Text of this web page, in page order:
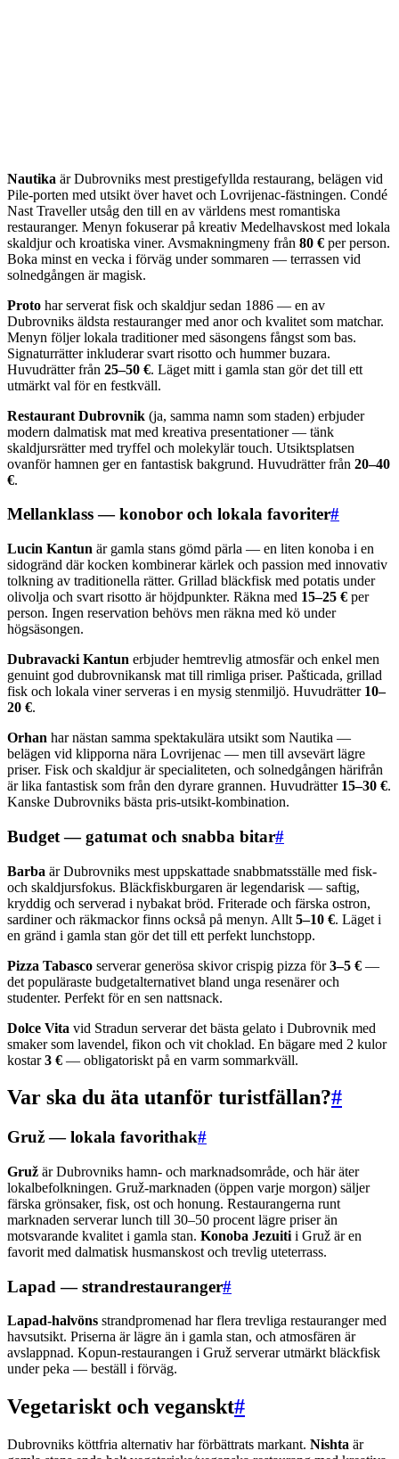
Nautika är Dubrovniks mest prestigefyllda restaurang, belägen vid
Pile-porten med utsikt över havet och Lovrijenac-fästningen. Condé
Nast Traveller utsåg den till en av världens mest romantiska
restauranger. Menyn fokuserar på kreativ Medelhavskost med lokala
skaldjur och kroatiska viner. Avsmakningmeny från 80 € per person.
Boka minst en vecka i förväg under sommaren — terrassen vid
solnedgången är magisk.
Proto har serverat fisk och skaldjur sedan 1886 — en av
Dubrovniks äldsta restauranger med anor och kvalitet som matchar.
Menyn följer lokala traditioner med säsongens fångst som bas.
Signaturrätter inkluderar svart risotto och hummer buzara.
Huvudrätter från 25–50 €. Läget mitt i gamla stan gör det till ett
utmärkt val för en festkväll.
Restaurant Dubrovnik (ja, samma namn som staden) erbjuder
modern dalmatisk mat med kreativa presentationer — tänk
skaldjursrätter med tryffel och molekylär touch. Utsiktsplatsen
ovanför hamnen ger en fantastisk bakgrund. Huvudrätter från 20–40
€.
Mellanklass — konobor och lokala favoriter#
Lucin Kantun är gamla stans gömd pärla — en liten konoba i en
sidogränd där kocken kombinerar kärlek och passion med innovativ
tolkning av traditionella rätter. Grillad bläckfisk med potatis under
olivolja och svart risotto är höjdpunkter. Räkna med 15–25 € per
person. Ingen reservation behövs men räkna med kö under
högsäsongen.
Dubravacki Kantun erbjuder hemtrevlig atmosfär och enkel men
genuint god dubrovnikansk mat till rimliga priser. Pašticada, grillad
fisk och lokala viner serveras i en mysig stenmiljö. Huvudrätter 10–
20 €.
Orhan har nästan samma spektakulära utsikt som Nautika —
belägen vid klipporna nära Lovrijenac — men till avsevärt lägre
priser. Fisk och skaldjur är specialiteten, och solnedgången härifrån
är lika fantastisk som från den dyrare grannen. Huvudrätter 15–30 €.
Kanske Dubrovniks bästa pris-utsikt-kombination.
Budget — gatumat och snabba bitar#
Barba är Dubrovniks mest uppskattade snabbmatsställe med fisk-
och skaldjursfokus. Bläckfiskburgaren är legendarisk — saftig,
kryddig och serverad i nybakat bröd. Friterade och färska ostron,
sardiner och räkmackor finns också på menyn. Allt 5–10 €. Läget i
en gränd i gamla stan gör det till ett perfekt lunchstopp.
Pizza Tabasco serverar generösa skivor crispig pizza för3–5 € —
det populäraste budgetalternativet bland unga resenärer och
studenter. Perfekt för en sen nattsnack.
Dolce Vita vid Stradun serverar det bästa gelato i Dubrovnik med
smaker som lavendel, fikon och vit choklad. En bägare med 2 kulor
kostar3 € — obligatoriskt på en varm sommarkväll.
Var ska du äta utanför turistfällan?#
Gruž — lokala favorithak#
Gruž är Dubrovniks hamn- och marknadsområde, och här äter
lokalbefolkningen. Gruž-marknaden (öppen varje morgon) säljer
färska grönsaker, fisk, ost och honung. Restaurangerna runt
marknaden serverar lunch till 30–50 procent lägre priser än
motsvarande kvalitet i gamla stan. Konoba Jezuiti i Gruž är en
favorit med dalmatisk husmanskost och trevlig uteterrass.
Lapad — strandrestauranger#
Lapad-halvöns strandpromenad har flera trevliga restauranger med
havsutsikt. Priserna är lägre än i gamla stan, och atmosfären är
avslappnad. Kopun-restaurangen i Gruž serverar utmärkt bläckfisk
under peka — beställ i förväg.
Vegetariskt och veganskt#
Dubrovniks köttfria alternativ har förbättrats markant. Nishta är